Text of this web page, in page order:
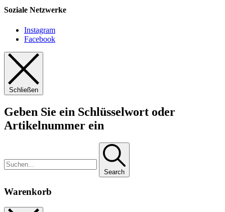
Soziale Netzwerke
Instagram
Facebook
Schließen
Geben Sie ein Schlüsselwort oder
Artikelnummer ein
Search
Warenkorb